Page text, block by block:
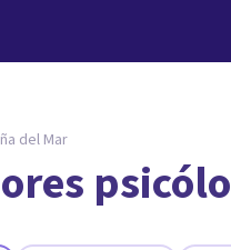
ayuda para
del Mar